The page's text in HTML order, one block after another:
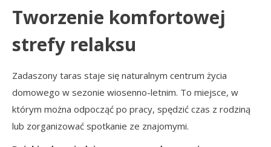
Tworzenie komfortowej
strefy relaksu
Zadaszony taras staje się naturalnym centrum życia
domowego w sezonie wiosenno-letnim. To miejsce, w
którym można odpocząć po pracy, spędzić czas z rodziną
lub zorganizować spotkanie ze znajomymi.